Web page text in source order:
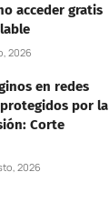
acceder gratis
2026
en redes
por la
Corte
2026